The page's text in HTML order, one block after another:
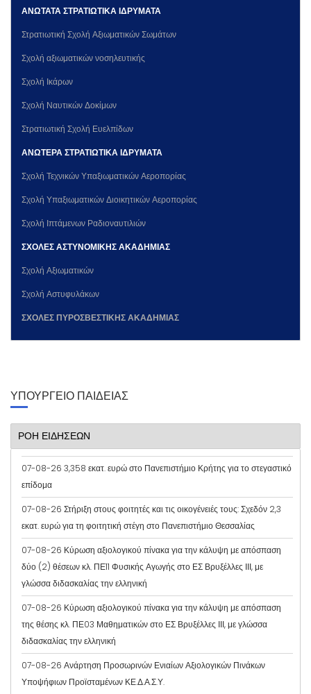
ΑΝΩΤΑΤΑ ΣΤΡΑΤΙΩΤΙΚΑ ΙΔΡΥΜΑΤΑ
Στρατιωτική Σχολή Αξιωματικών Σωμάτων
Σχολή αξιωματικών νοσηλευτικής
Σχολή Ικάρων
Σχολή Ναυτικών Δοκίμων
Στρατιωτική Σχολή Ευελπίδων
ΑΝΩΤΕΡΑ ΣΤΡΑΤΙΩΤΙΚΑ ΙΔΡΥΜΑΤΑ
Σχολή Τεχνικών Υπαξιωματικών Αεροπορίας
Σχολή Υπαξιωματικών Διοικητικών Αεροπορίας
Σχολή Ιπτάμενων Ραδιοναυτιλιών
ΣΧΟΛΕΣ ΑΣΤΥΝΟΜΙΚΗΣ ΑΚΑΔΗΜΙΑΣ
Σχολή Αξιωματικών
Σχολή Αστυφυλάκων
ΣΧΟΛΕΣ ΠΥΡΟΣΒΕΣΤΙΚΗΣ ΑΚΑΔΗΜΙΑΣ
ΥΠΟΥΡΓΕΙΟ ΠΑΙΔΕΙΑΣ
ΡΟΗ ΕΙΔΗΣΕΩΝ
07-08-26 3,358 εκατ. ευρώ στο Πανεπιστήμιο Κρήτης για το στεγαστικό
επίδομα
07-08-26 Στήριξη στους φοιτητές και τις οικογένειές τους: Σχεδόν 2,3
εκατ. ευρώ για τη φοιτητική στέγη στο Πανεπιστήμιο Θεσσαλίας
07-08-26 Κύρωση αξιολογικού πίνακα για την κάλυψη με απόσπαση
δύο (2) θέσεων κλ. ΠΕ11 Φυσικής Αγωγής στο ΕΣ Βρυξέλλες ΙΙΙ, με
γλώσσα διδασκαλίας την ελληνική
07-08-26 Κύρωση αξιολογικού πίνακα για την κάλυψη με απόσπαση
της θέσης κλ. ΠΕ03 Μαθηματικών στο ΕΣ Βρυξέλλες ΙΙΙ, με γλώσσα
διδασκαλίας την ελληνική
07-08-26 Ανάρτηση Προσωρινών Ενιαίων Αξιολογικών Πινάκων
Υποψήφιων Προϊσταμένων ΚΕ.Δ.Α.Σ.Υ.